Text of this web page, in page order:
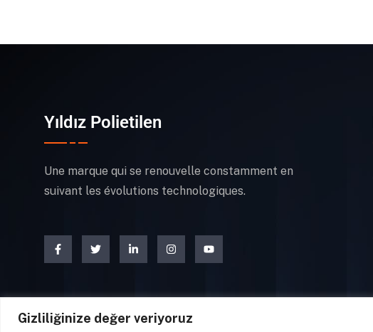
Gizliliğinize değer veriyoruz
Yıldız Polietilen
Une marque qui se renouvelle constamment en
suivant les évolutions technologiques.